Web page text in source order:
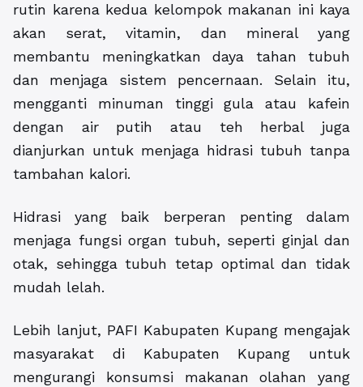
rutin karena kedua kelompok makanan ini kaya
akan serat, vitamin, dan mineral yang
membantu meningkatkan daya tahan tubuh
dan menjaga sistem pencernaan. Selain itu,
mengganti minuman tinggi gula atau kafein
dengan air putih atau teh herbal juga
dianjurkan untuk menjaga hidrasi tubuh tanpa
tambahan kalori.
Hidrasi yang baik berperan penting dalam
menjaga fungsi organ tubuh, seperti ginjal dan
otak, sehingga tubuh tetap optimal dan tidak
mudah lelah.
Lebih lanjut, PAFI Kabupaten Kupang mengajak
masyarakat di Kabupaten Kupang untuk
mengurangi konsumsi makanan olahan yang